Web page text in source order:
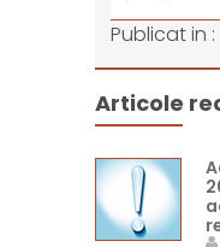
Publicat in :
Articole